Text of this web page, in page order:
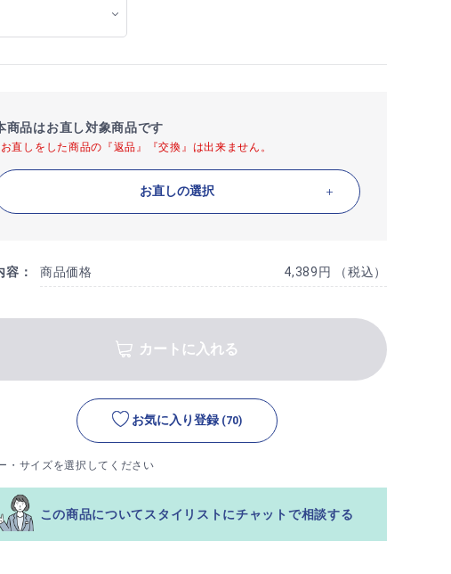
商品はお直し対象商品です
直しをした商品の『返品』『交換』は出来ません。
お直しの選択
容： 商品価格 4,389円 （税込）
カートに入れる
お気に入り登録 (70)
・サイズを選択してください
この商品についてスタイリストにチャットで相談する